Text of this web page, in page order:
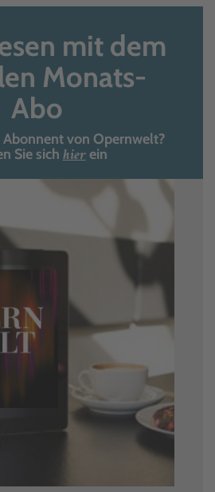
mit dem
Monats-
Abo
Abonnent von Opernwelt?
Sie sich hierein